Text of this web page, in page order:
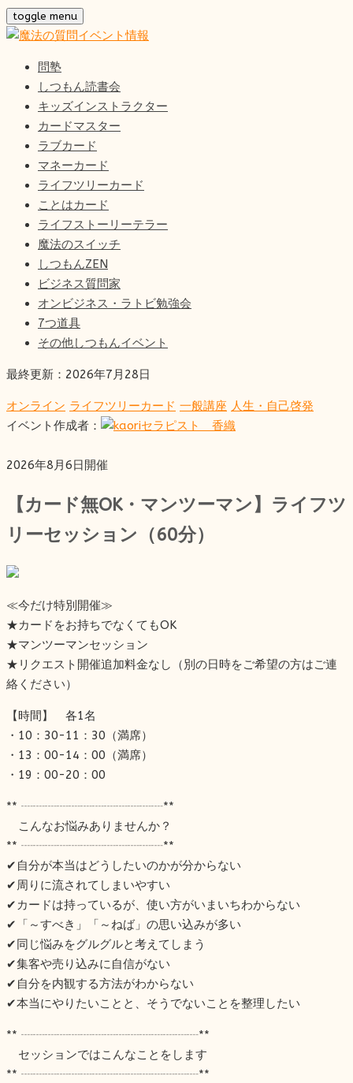
Skip
to
toggle menu
問塾
しつもん読書会
キッズインストラクター
カードマスター
ラブカード
マネーカード
ライフツリーカード
ことはカード
ライフストーリーテラー
魔法のスイッチ
しつもんZEN
ビジネス質問家
オンビジネス・ラトビ勉強会
7つ道具
その他しつもんイベント
最終更新：2026年7月28日
オンライン ライフツリーカード 一般講座 人生・自己啓発
イベント作成者：
セラピスト 香織
2026年8月6日開催
【カード無OK・マンツーマン】ライフツ
リーセッション（60分）
≪今だけ特別開催≫
★カードをお持ちでなくてもOK
★マンツーマンセッション
★リクエスト開催追加料金なし（別の日時をご希望の方はご連
絡ください）
【時間】 各1名
・10：30-11：30（満席）
・13：00-14：00（満席）
・19：00-20：00
** ┈┈┈┈┈┈┈┈┈┈┈┈**
こんなお悩みありませんか？
** ┈┈┈┈┈┈┈┈┈┈┈┈**
✔︎自分が本当はどうしたいのかが分からない
✔︎周りに流されてしまいやすい
✔︎カードは持っているが、使い方がいまいちわからない
✔︎「～すべき」「～ねば」の思い込みが多い
✔︎同じ悩みをグルグルと考えてしまう
✔︎集客や売り込みに自信がない
✔︎自分を内観する方法がわからない
✔︎本当にやりたいことと、そうでないことを整理したい
** ┈┈┈┈┈┈┈┈┈┈┈┈┈┈┈**
セッションではこんなことをします
** ┈┈┈┈┈┈┈┈┈┈┈┈┈┈┈**